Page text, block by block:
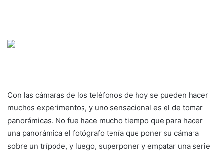
Con las cámaras de los teléfonos de hoy se pueden hacer
muchos experimentos, y uno sensacional es el de tomar
panorámicas. No fue hace mucho tiempo que para hacer
una panorámica el fotógrafo tenía que poner su cámara
sobre un trípode, y luego, superponer y empatar una serie